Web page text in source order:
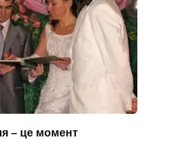
– це момент